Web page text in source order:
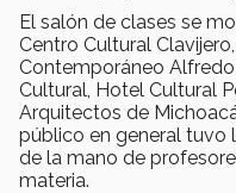
El salón de clases se
Centro Cultural
Contemporáneo
Cultural, Hotel Cultural
Arquitectos de
público en general tuvo
de la mano de
materia.